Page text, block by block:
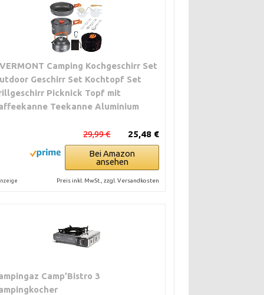
Camping Kochgeschirr Set
Geschirr Set Kochtopf Set
Picknick Topf mit
Teekanne Aluminium
25,48 €
29,99 €
Bei Amazon
ansehen
Preis inkl. MwSt., zzgl. Versandkosten
Camp’Bistro 3